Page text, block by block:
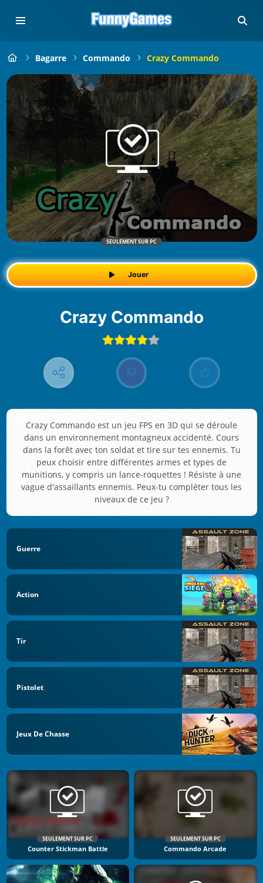
Bagarre Commando Crazy Commando
SEULEMENT SUR PC
Jouer
Crazy Commando
Crazy Commando est un jeu FPS en 3D qui se déroule
dans un environnement montagneux accidenté. Cours
dans la forêt avec ton soldat et tire sur tes ennemis. Tu
peux choisir entre différentes armes et types de
munitions, y compris un lance-roquettes ! Résiste à une
vague d'assaillants ennemis. Peux-tu compléter tous les
niveaux de ce jeu ?
Guerre
Action
Tir
Pistolet
Jeux De Chasse
SEULEMENT SUR PC
Counter Stickman Battle
SEULEMENT SUR PC
Commando Arcade